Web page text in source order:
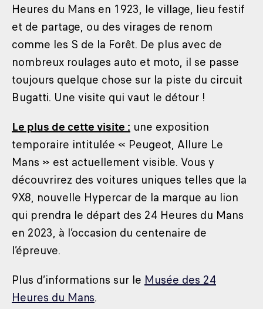
Heures du Mans en 1923, le village, lieu festif
et de partage, ou des virages de renom
comme les S de la Forêt. De plus avec de
nombreux roulages auto et moto, il se passe
toujours quelque chose sur la piste du circuit
Bugatti. Une visite qui vaut le détour !
Le plus de cette visite : une exposition
temporaire intitulée « Peugeot, Allure Le
Mans » est actuellement visible. Vous y
découvrirez des voitures uniques telles que la
9X8, nouvelle Hypercar de la marque au lion
qui prendra le départ des 24 Heures du Mans
en 2023, à l’occasion du centenaire de
l’épreuve.
Plus d’informations sur le Musée des 24
Heures du Mans.